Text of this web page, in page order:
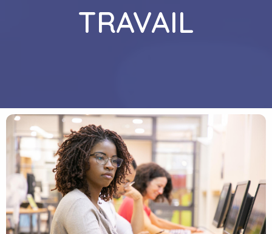
TRAVAIL